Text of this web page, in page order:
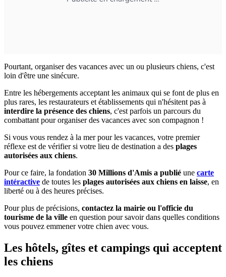
Pourtant, organiser des vacances avec un ou plusieurs chiens, c'est
loin d'être une sinécure.
Entre les hébergements acceptant les animaux qui se font de plus en
plus rares, les restaurateurs et établissements qui n'hésitent pas à
interdire la présence des chiens, c'est parfois un parcours du
combattant pour organiser des vacances avec son compagnon !
Si vous vous rendez à la mer pour les vacances, votre premier
réflexe est de vérifier si votre lieu de destination a des plages
autorisées aux chiens.
Pour ce faire, la fondation 30 Millions d'Amis a publié une carte
intéractive de toutes les plages autorisées aux chiens en laisse, en
liberté ou à des heures précises.
Pour plus de précisions, contactez la mairie ou l'officie du
tourisme de la ville en question pour savoir dans quelles conditions
vous pouvez emmener votre chien avec vous.
Les hôtels, gîtes et campings qui acceptent
les chiens